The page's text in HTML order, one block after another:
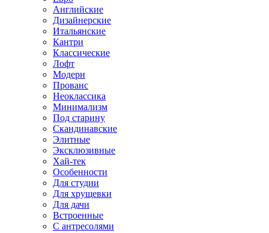
Английские
Дизайнерские
Итальянские
Кантри
Классические
Лофт
Модерн
Прованс
Неоклассика
Минимализм
Под старину
Скандинавские
Элитные
Эксклюзивные
Хай-тек
Особенности
Для студии
Для хрущевки
Для дачи
Встроенные
С антресолями